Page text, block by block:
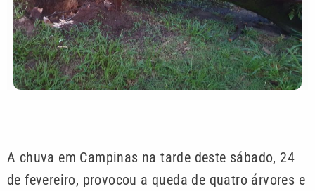
A chuva em Campinas na tarde deste sábado, 24
de fevereiro, provocou a queda de quatro árvores e